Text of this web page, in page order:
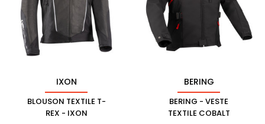
IXON
BLOUSON TEXTILE T-
REX - IXON
BERING
BERING - VESTE
TEXTILE COBALT